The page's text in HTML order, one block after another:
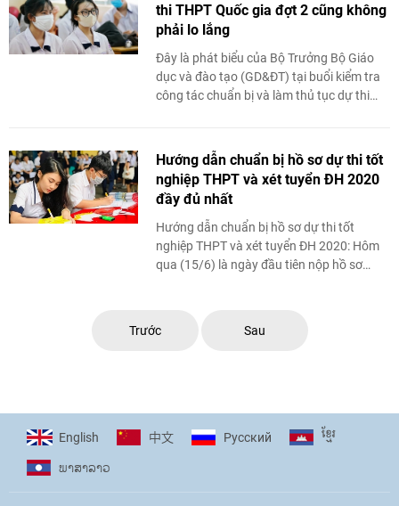
thi THPT Quốc gia đợt 2 cũng không
phải lo lắng
Đây là phát biểu của Bộ Trưởng Bộ Giáo
dục và đào tạo (GD&ĐT) tại buổi kiểm tra
công tác chuẩn bị và làm thủ tục dự thi
Hướng dẫn chuẩn bị hồ sơ dự thi tốt
nghiệp THPT và xét tuyển ĐH 2020
đầy đủ nhất
Hướng dẫn chuẩn bị hồ sơdự thi tốt
nghiệp THPT và xét tuyển ĐH 2020: Hôm
qua (15/6) là ngày đầu tiên nộp hồ sơ
Trước
Sau
English 中文 Pусский ខ្មែរ
ພາ​ສາ​ລາວ